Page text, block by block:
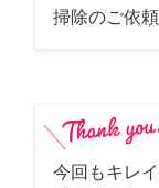
掃除のご依頼
今回もキレ